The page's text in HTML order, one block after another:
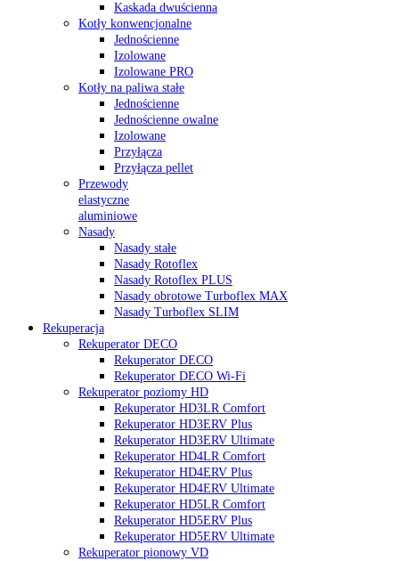
Kaskada dwuścienna
Kotły konwencjonalne
Jednościenne
Izolowane
Izolowane PRO
Kotły na paliwa stałe
Jednościenne
Jednościenne owalne
Izolowane
Przyłącza
Przyłącza pellet
Przewody
elastyczne
aluminiowe
Nasady
Nasady stałe
Nasady Rotoflex
Nasady Rotoflex PLUS
Nasady obrotowe Turboflex MAX
Nasady Turboflex SLIM
Rekuperacja
Rekuperator DECO
Rekuperator DECO
Rekuperator DECO Wi-Fi
Rekuperator poziomy HD
Rekuperator HD3LR Comfort
Rekuperator HD3ERV Plus
Rekuperator HD3ERV Ultimate
Rekuperator HD4LR Comfort
Rekuperator HD4ERV Plus
Rekuperator HD4ERV Ultimate
Rekuperator HD5LR Comfort
Rekuperator HD5ERV Plus
Rekuperator HD5ERV Ultimate
Rekuperator pionowy VD